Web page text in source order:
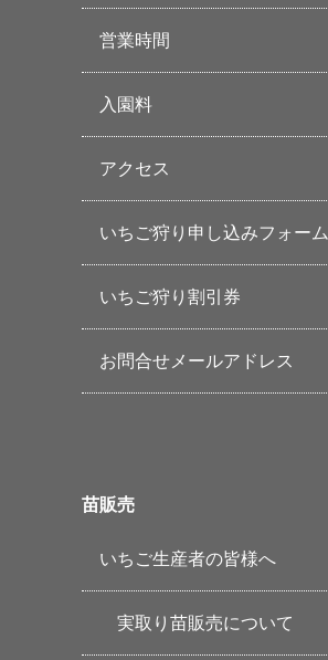
営業時間
入園料
アクセス
いちご狩り申し込みフォーム
いちご狩り割引券
お問合せメールアドレス
苗販売
いちご生産者の皆様へ
実取り苗販売について